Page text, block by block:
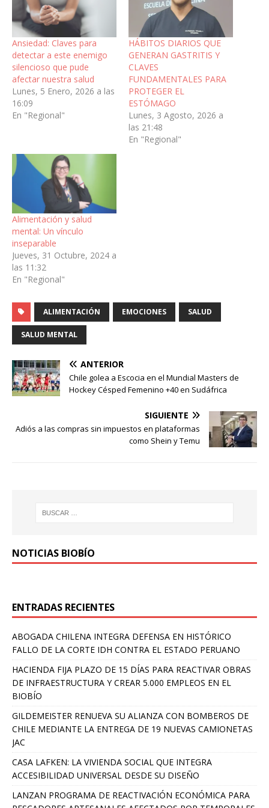
Ansiedad: Claves para
detectar a este enemigo
silencioso que pude
afectar nuestra salud
Lunes, 5 Enero, 2026 a las
16:09
En "Regional"
HÁBITOS DIARIOS QUE
GENERAN GASTRITIS Y
CLAVES
FUNDAMENTALES PARA
PROTEGER EL
ESTÓMAGO
Lunes, 3 Agosto, 2026 a
las 21:48
En "Regional"
Alimentación y salud
mental: Un vínculo
inseparable
Jueves, 31 Octubre, 2024 a
las 11:32
En "Regional"
ALIMENTACIÓN EMOCIONES SALUD
SALUD MENTAL
ANTERIOR
Chile golea a Escocia en el Mundial Masters de
Hockey Césped Femenino +40 en Sudáfrica
SIGUIENTE
Adiós a las compras sin impuestos en plataformas
como Shein y Temu
NOTICIAS BIOBÍO
ENTRADAS RECIENTES
ABOGADA CHILENA INTEGRA DEFENSA EN HISTÓRICO
FALLO DE LA CORTE IDH CONTRA EL ESTADO PERUANO
HACIENDA FIJA PLAZO DE 15 DÍAS PARA REACTIVAR OBRAS
DE INFRAESTRUCTURA Y CREAR 5.000 EMPLEOS EN EL
BIOBÍO
GILDEMEISTER RENUEVA SU ALIANZA CON BOMBEROS DE
CHILE MEDIANTE LA ENTREGA DE 19 NUEVAS CAMIONETAS
JAC
CASA LAFKEN: LA VIVIENDA SOCIAL QUE INTEGRA
ACCESIBILIDAD UNIVERSAL DESDE SU DISEÑO
LANZAN PROGRAMA DE REACTIVACIÓN ECONÓMICA PARA